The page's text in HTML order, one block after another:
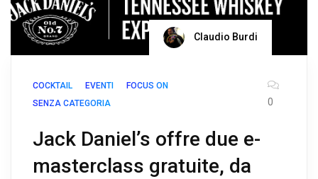
Claudio Burdi
COCKTAIL EVENTI
FOCUS ON
SENZA CATEGORIA
0
Jack Daniel’s offre due e-
masterclass gratuite, da